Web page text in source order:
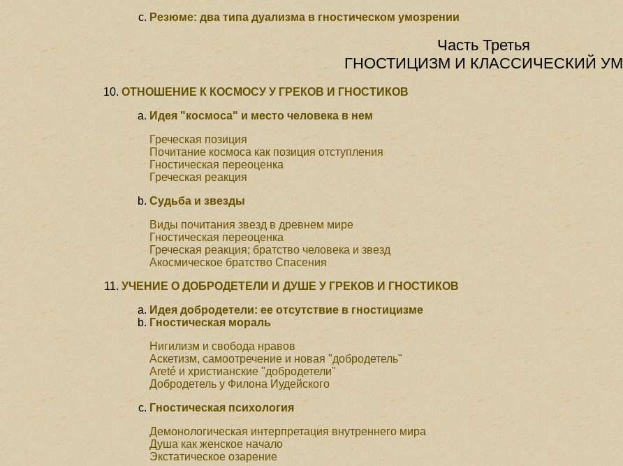
Резюме: два типа дуализма в гностическом умозрении
Часть Третья
ГНОСТИЦИЗМ И КЛАССИЧЕСКИЙ УМ
ОТНОШЕНИЕ К КОСМОСУ У ГРЕКОВ И ГНОСТИКОВ
Идея "космоса" и место человека в нем
Греческая позиция
Почитание космоса как позиция отступления
Гностическая переоценка
Греческая реакция
Судьба и звезды
Виды почитания звезд в древнем мире
Гностическая переоценка
Греческая реакция; братство человека и звезд
Акосмическое братство Спасения
УЧЕНИЕ О ДОБРОДЕТЕЛИ И ДУШЕ У ГРЕКОВ И ГНОСТИКОВ
Идея добродетели: ее отсутствие в гностицизме
Гностическая мораль
Нигилизм и свобода нравов
Аскетизм, самоотречение и новая "добродетель"
Areté и христианские "добродетели"
Добродетель у Филона Иудейского
Гностическая психология
Демонологическая интерпретация внутреннего мира
Душа как женское начало
Экстатическое озарение